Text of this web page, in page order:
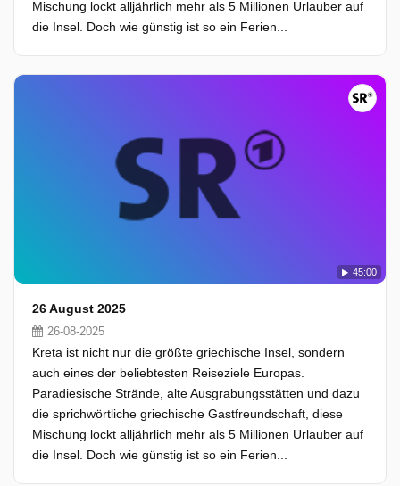
Mischung lockt alljährlich mehr als 5 Millionen Urlauber auf
die Insel. Doch wie günstig ist so ein Ferien...
45:00
26 August 2025
26-08-2025
Kreta ist nicht nur die größte griechische Insel, sondern
auch eines der beliebtesten Reiseziele Europas.
Paradiesische Strände, alte Ausgrabungsstätten und dazu
die sprichwörtliche griechische Gastfreundschaft, diese
Mischung lockt alljährlich mehr als 5 Millionen Urlauber auf
die Insel. Doch wie günstig ist so ein Ferien...